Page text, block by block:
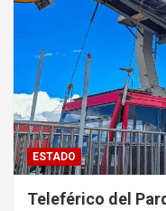
ESTADO
Teleférico del